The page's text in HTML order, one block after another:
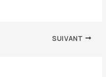
SUIVANT